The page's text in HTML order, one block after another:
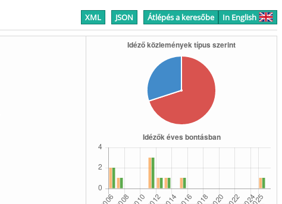
XML JSON Átlépés a keresőbe In English